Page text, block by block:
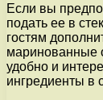
Если вы
подать ее в
гостям
маринованные
удобно и
ингредиенты в